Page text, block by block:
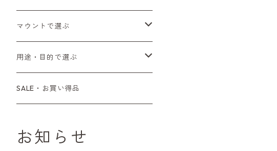
SL、SP
K2、KX、KM
M42単焦点レンズ
CONTAX（コンタックス）
G1、G2
Tシリーズ
MINOLTA（ミノルタ）
コンパクト
α7、α9、X700
OLYMPUS（オリンパス）
PENシリーズ
一眼レフカメラ（オートフォーカス）
ス）
一眼カメラ
ミラーレスカメラ
マニュアルレンズ
一眼レンズ
レンジファインダーレンズ
大判レンズ
オートフォーカスレンズ
一眼レンズ
マウントアダプター
35mm（135）カラーネガ
35mm（135）白黒ネガ
35mm（135）カラーリバーサル
フィルムカメラ
レンズ付きフィルム
アクセサリー・付属品
マウントで選ぶ
M42
L39
用途・目的で選ぶ
初心者の方へもおすすめ！
SALE・お買い得品
お知らせ